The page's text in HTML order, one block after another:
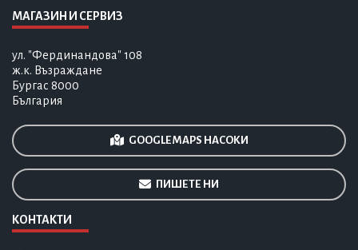
МАГАЗИН И СЕРВИЗ
ул. "Фердинандова" 108
ж.к. Възраждане
Бургас 8000
България
GOOGLE MAPS НАСОКИ
ПИШЕТЕ НИ
КОНТАКТИ